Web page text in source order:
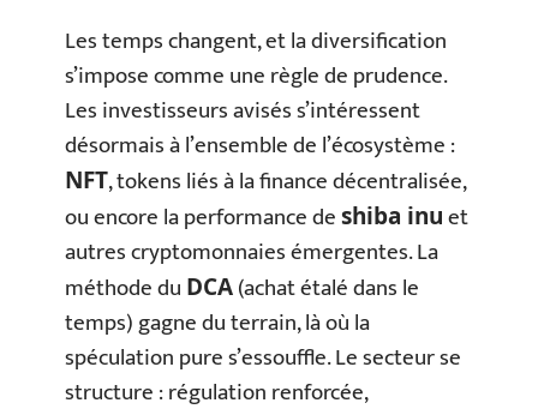
Les temps changent, et la diversification
s’impose comme une règle de prudence.
Les investisseurs avisés s’intéressent
désormais à l’ensemble de l’écosystème :
NFT, tokens liés à la finance décentralisée,
ou encore la performance deshiba inuet
autres cryptomonnaies émergentes. La
méthode du DCA(achat étalé dans le
temps) gagne du terrain, là où la
spéculation pure s’essouffle. Le secteur se
structure : régulation renforcée,